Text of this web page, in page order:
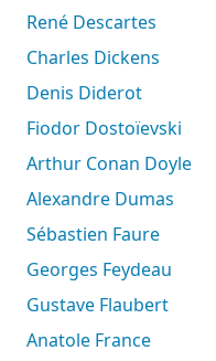
René Descartes
Charles Dickens
Denis Diderot
Fiodor Dostoïevski
Arthur Conan Doyle
Alexandre Dumas
Sébastien Faure
Georges Feydeau
Gustave Flaubert
Anatole France